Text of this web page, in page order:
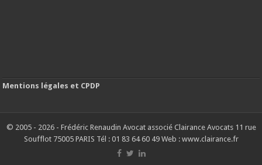
Mentions légales et CPDP
© 2005 - 2026 - Frédéric Renaudin Avocat associé Clairance Avocats 11 rue
Soufflot 75005 PARIS Tél : 01 83 64 60 49 Web : www.clairance.fr